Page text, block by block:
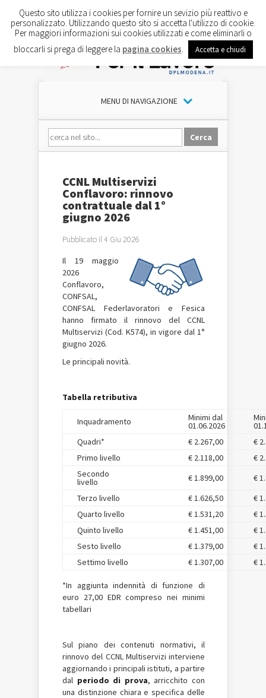
MENU DI NAVIGAZIONE
CCNL Multiservizi
Conflavoro: rinnovo
contrattuale dal 1°
giugno 2026
Pubblicato il 4 Giu 2026
Il 19 maggio
2026
Conflavoro,
CONFSAL,
CONFSAL Federlavoratori e Fesica
hanno firmato il rinnovo del CCNL
Multiservizi (Cod. K574), in vigore dal 1°
giugno 2026.
Le principali novità.
Tabella retributiva
Inquadramento Minimi dal
01.06.2026
Quadri*
€ 2.267,00
€
Primo livello
€ 2.118,00
€
Secondo
livello € 1.899,00
€
Terzo livello
€ 1.626,50
€
Quarto livello
€ 1.531,20
€
Quinto livello
€ 1.451,00
€
Sesto livello
€ 1.379,00
€
Settimo livello
€ 1.307,00 €
*In aggiunta indennità di funzione di
euro 27,00 EDR compreso nei minimi
tabellari
Sul piano dei contenuti normativi, il
rinnovo del CCNL Multiservizi interviene
aggiornando i principali istituti, a partire
dal periodo di prova, arricchito con
una distinzione chiara e specifica delle
Questo sito utilizza i cookies per fornire un sevizio più reattivo e
personalizzato. Utilizzando questo sito si accetta l'utilizzo di cookie.
Per maggiori informazioni sui cookies utilizzati e come eliminarli o
bloccarli si prega di leggere la pagina cookies Accetta e chiudi